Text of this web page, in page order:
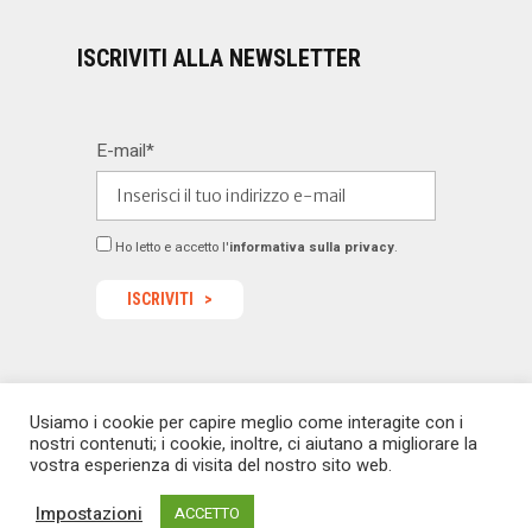
ISCRIVITI ALLA NEWSLETTER
E-mail*
Ho letto e accetto l'informativa sulla privacy.
© 2022 Dealermagazine.it - Tutti i diritti riservati -
redazione@dealermagazine.itsito realizzato da
Usiamo i cookie per capire meglio come interagite con i
nostri contenuti; i cookie, inoltre, ci aiutano a migliorare la
vostra esperienza di visita del nostro sito web.
Impostazioni ACCETTO